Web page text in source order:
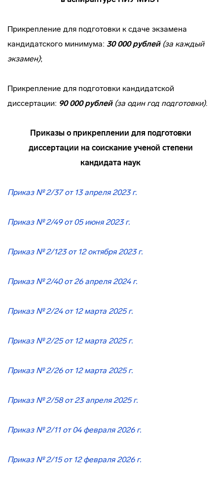
Прикрепление для подготовки к сдаче экзамена
кандидатского минимума: 30 000 рублей (за каждый
экзамен);
Прикрепление для подготовки кандидатской
диссертации: 90 000 рублей (за один год подготовки).
Приказы о прикреплении для подготовки
диссертации на соискание ученой степени
кандидата наук
Приказ № 2/37 от 13 апреля 2023 г.
Приказ № 2/49 от 05 июня 2023 г.
Приказ № 2/123от 12 октября2023 г.
Приказ № 2/40 от 26 апреля 2024 г.
Приказ № 2/24 от 12 марта 2025 г.
Приказ № 2/25 от 12 марта 2025 г.
Приказ № 2/26 от 12 марта 2025 г.
Приказ № 2/58 от 23 апреля 2025 г.
Приказ № 2/11 от 04 февраля 2026 г.
Приказ № 2/15 от 12 февраля 2026 г.